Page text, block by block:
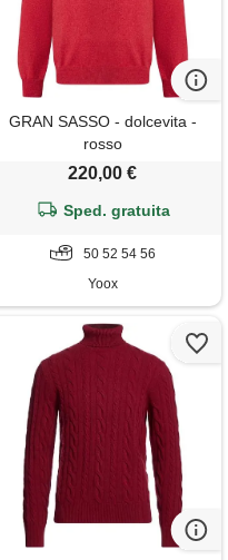
GRAN SASSO - dolcevita -
rosso
220,00 €
Sped. gratuita
50 52 54 56
Yoox